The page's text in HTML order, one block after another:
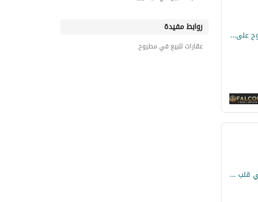
اقل سعر فى ابراج العلمين فرصه مميزه شقه فيو مفتوح على البحر مباشره دور مميز دقائق من مراسي Alamein towers north coast
شاليهك متشطب جاهز للاستلام صف اول علي البحر في قلب العلمين الجديده بجوار مارينا دقايق لسيدي عبدالرحمن و دقايق لمطار العلمين Latin City
روابط مفيدة
عقارات للبيع في مطروح